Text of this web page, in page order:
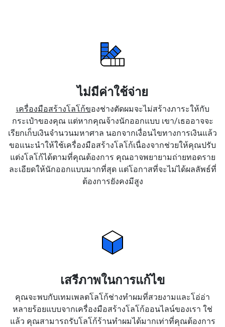
ไม่มีค่าใช้จ่าย
เครื่องมือสร้างโลโก้ของช่างตัดผมจะไม่สร้างภาระให้กับ
กระเป๋าของคุณ แต่หากคุณจ้างนักออกแบบ เขา/เธออาจจะ
เรียกเก็บเงินจำนวนมหาศาล นอกจากเงื่อนไขทางการเงินแล้ว
ขอแนะนำให้ใช้เครื่องมือสร้างโลโก้เนื่องจากช่วยให้คุณปรับ
แต่งโลโก้ได้ตามที่คุณต้องการ คุณอาจพยายามถ่ายทอดราย
ละเอียดให้นักออกแบบมากที่สุด แต่โอกาสที่จะไม่ได้ผลลัพธ์ที่
ต้องการยังคงมีสูง
เสรีภาพในการแก้ไข
คุณจะพบกับเทมเพลตโลโก้ช่างทำผมที่สวยงามและโอ่อ่า
หลายร้อยแบบจากเครื่องมือสร้างโลโก้ออนไลน์ของเรา ใช่
แล้ว คุณสามารถรับโลโก้ร้านทำผมได้มากเท่าที่คุณต้องการ